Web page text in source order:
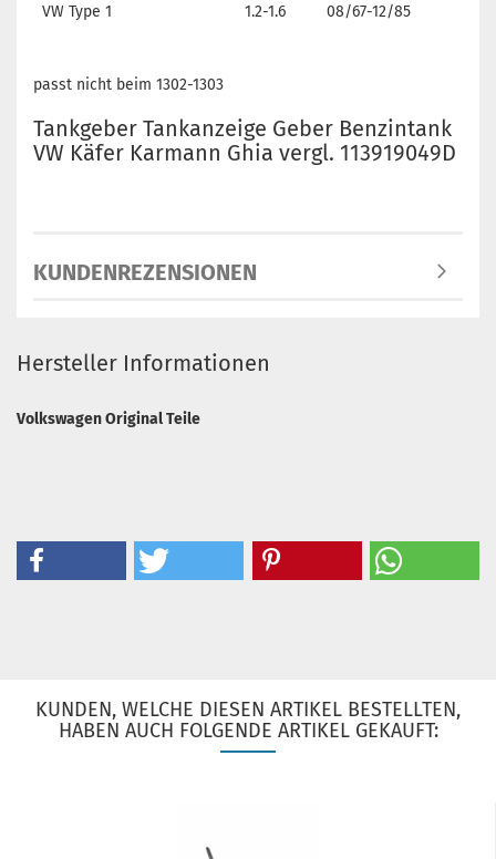
VW Type 1 1.2-1.6 08/67-12/85
passt nicht beim 1302-1303
Tankgeber Tankanzeige Geber Benzintank
VW Käfer Karmann Ghia vergl. 113919049D
KUNDENREZENSIONEN
Hersteller Informationen
Volkswagen Original Teile
KUNDEN, WELCHE DIESEN ARTIKEL BESTELLTEN,
HABEN AUCH FOLGENDE ARTIKEL GEKAUFT: